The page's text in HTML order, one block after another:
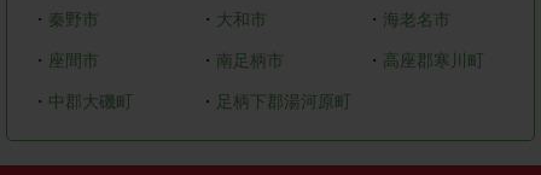
・ 秦野市 ・ 大和市 ・ 海老名市
・ 座間市 ・ 南足柄市 ・ 高座郡寒川町
・ 中郡大磯町 ・ 足柄下郡湯河原町